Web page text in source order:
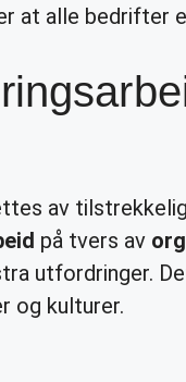
at alle bedrifter
av
på tvers av
utfordringer.
og kulturer.